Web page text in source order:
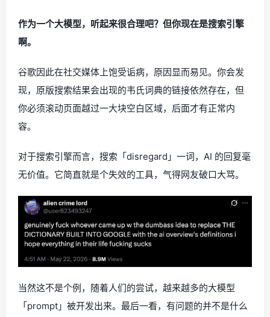
作为一个大模型，听起来很合理吧？但你现在是搜索引擎
啊。
谷歌因此在社交媒体上饱受诟病，原因显而易见。你会发
现，原版搜索结果会出现的韦氏词典的链接依然存在，但
你必须滚动页面越过一大块空白区域，后面才有正常内
容。
对于搜索引擎而言，搜索「disregard」一词，AI 的回复毫
无价值。它简直就是个失效的工具，气得网友破口大骂。
当然这不是个例，随着人们的尝试，越来越多的大模型
「prompt」被开发出来。最后一看，有问题的并不是什么